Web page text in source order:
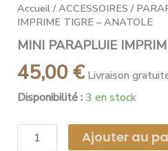
Accueil /ACCESSOIRES /
IMPRIME TIGRE – ANATOLE
MINI PARAPLUIE
45,00€ Livraison
Disponibilité :3 en stock
Ajouter au